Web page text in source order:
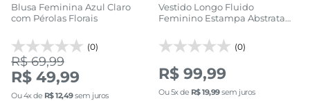
Blusa Feminina Azul Claro
com Pérolas Florais
(0)
R$ 69,99
R$ 49,99
Ou4x de R$12,49sem juros
Vestido Longo Fluido
Feminino Estampa Abstrata
(0)
R$ 99,99
Ou5x de R$19,99sem juros